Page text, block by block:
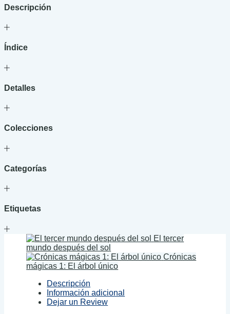
Descripción
Índice
Detalles
Colecciones
Categorías
Etiquetas
El tercer
mundo después del sol
Crónicas
mágicas 1: El árbol único
Descripción
Información adicional
Dejar un Review